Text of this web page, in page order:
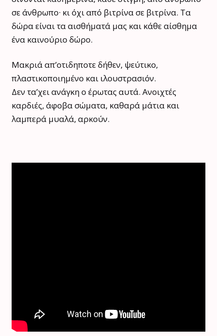
σε άνθρωπο· κι όχι από βιτρίνα σε βιτρίνα. Τα
δώρα είναι τα αισθήματά μας και κάθε αίσθημα
ένα καινούριο δώρο.
Μακριά απ’οτιδηποτε δήθεν, ψεύτικο,
πλαστικοποιημένο και ιλουστρασιόν.
Δεν τα’χει ανάγκη ο έρωτας αυτά. Ανοιχτές
καρδιές, άφοβα σώματα, καθαρά μάτια και
λαμπερά μυαλά, αρκούν.